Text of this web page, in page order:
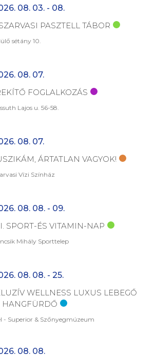
08. 03. - 08.
PASZTELL TÁBOR
sétány 10.
08. 07.
FOGLALKOZÁS
Lajos u. 56-58.
08. 07.
ÁRTATLAN VAGYOK!
Vízi Színház
08. 08. - 09.
SPORT-ÉS VITAMIN-NAP
Mihály Sporttelep
08. 08. - 25.
WELLNESS LUXUS LEBEGŐ
HANGFÜRDŐ
- Superior & Szőnyegmúzeum
08. 08.